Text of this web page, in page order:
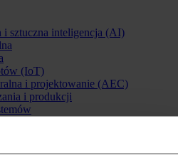
sztuczna inteligencja (AI)
(IoT)
i projektowanie (AEC)
i produkcji